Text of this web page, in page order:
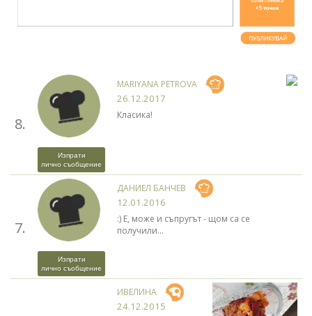
8.
Изпрати
лично съобщение
MARIYANA PETROVA
26.12.2017
Класика!
7.
Изпрати
лично съобщение
ДАНИЕЛ БАНЧЕВ
12.01.2016
:) Е, може и съпругът - щом са се
получили...
ИВЕЛИНА
24.12.2015